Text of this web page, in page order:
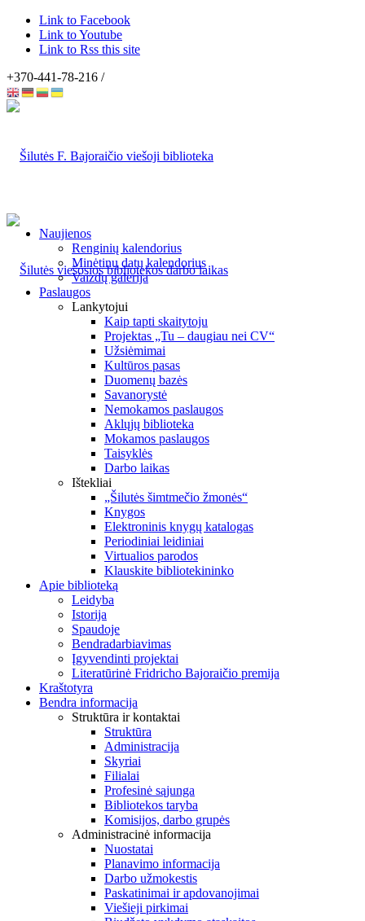
Link to Facebook
Link to Youtube
Link to Rss this site
+370-441-78-216 /
Naujienos
Renginių kalendorius
Minėtinų datų kalendorius
Vaizdų galerija
Paslaugos
Lankytojui
Kaip tapti skaitytoju
Projektas „Tu – daugiau nei CV“
Užsiėmimai
Kultūros pasas
Duomenų bazės
Savanorystė
Nemokamos paslaugos
Aklųjų biblioteka
Mokamos paslaugos
Taisyklės
Darbo laikas
Ištekliai
„Šilutės šimtmečio žmonės“
Knygos
Elektroninis knygų katalogas
Periodiniai leidiniai
Virtualios parodos
Klauskite bibliotekininko
Apie biblioteką
Leidyba
Istorija
Spaudoje
Bendradarbiavimas
Įgyvendinti projektai
Literatūrinė Fridricho Bajoraičio premija
Kraštotyra
Bendra informacija
Struktūra ir kontaktai
Struktūra
Administracija
Skyriai
Filialai
Profesinė sąjunga
Bibliotekos taryba
Komisijos, darbo grupės
Administracinė informacija
Nuostatai
Planavimo informacija
Darbo užmokestis
Paskatinimai ir apdovanojimai
Viešieji pirkimai